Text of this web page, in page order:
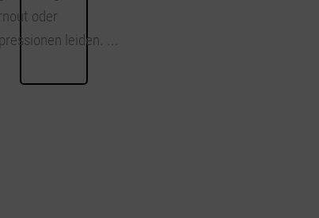
oder
leiden. ...